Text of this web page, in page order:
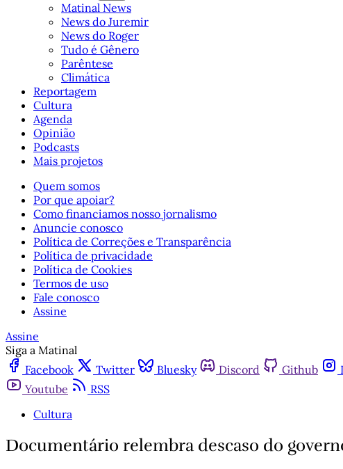
Matinal News
News do Juremir
News do Roger
Tudo é Gênero
Parêntese
Climática
Reportagem
Cultura
Agenda
Opinião
Podcasts
Mais projetos
Quem somos
Por que apoiar?
Como financiamos nosso jornalismo
Anuncie conosco
Política de Correções e Transparência
Política de privacidade
Política de Cookies
Termos de uso
Fale conosco
Assine
Assine
Siga a Matinal
Facebook
Twitter Bluesky Discord Github
Youtube
RSS
Cultura
Documentário relembra descaso do